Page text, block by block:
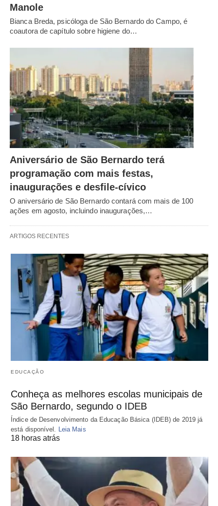
Manole
Bianca Breda, psicóloga de São Bernardo do Campo, é
coautora de capítulo sobre higiene do…
Aniversário de São Bernardo terá
programação com mais festas,
inaugurações e desfile-cívico
O aniversário de São Bernardo contará com mais de 100
ações em agosto, incluindo inaugurações,…
ARTIGOS RECENTES
EDUCAÇÃO
Conheça as melhores escolas municipais de
São Bernardo, segundo o IDEB
Índice de Desenvolvimento da Educação Básica (IDEB) de 2019 já
está disponível. Leia Mais
18 horas atrás